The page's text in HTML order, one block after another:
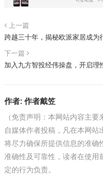
上一篇
跨越三十年，揭秘欧派家居成为
下一篇
加入九方智投经伟操盘，开启理
作者: 作者戴笠
（免责声明：本网站内容主
自媒体作者投稿，凡在本网
将尽力确保所提供信息的准确
准确性及可靠性，读者在使用
定的行为负责。